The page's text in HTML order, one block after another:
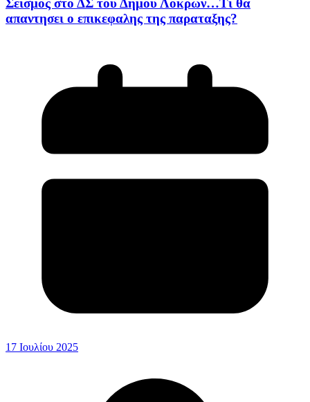
Σεισμος στο ΔΣ του Δημου Λοκρων…Τι θα
απαντησει ο επικεφαλης της παραταξης?
17 Ιουλίου 2025